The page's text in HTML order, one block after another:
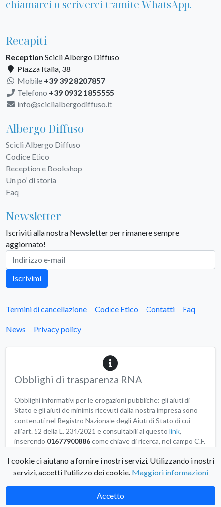
Prenota ora!
chiamarci o scriverci tramite WhatsApp.
Recapiti
Reception Scicli Albergo Diffuso
Piazza Italia, 38
Mobile +39 392 8207857
Telefono +39 0932 1855555
info@sciclialbergodiffuso.it
Albergo Diffuso
Scicli Albergo Diffuso
Codice Etico
Reception e Bookshop
Un po’ di storia
Faq
Newsletter
Iscriviti alla nostra Newsletter per rimanere sempre
aggiornato!
Iscrivimi
Termini di cancellazione Codice Etico Contatti Faq
News Privacy policy
Obblighi di trasparenza RNA
Obblighi informativi per le erogazioni pubbliche: gli aiuti di
Stato e gli aiuti de minimis ricevuti dalla nostra impresa sono
contenuti nel Registro Nazionale degli Aiuti di Stato di cui
all'art. 52 della L. 234/2021 e consultabili al questo link,
inserendo 01677900886come chiave di ricerca, nel campo C.F.
© 2026 - Scicli Albergo Diffuso
Made bycreattica <web agency />
I cookie ci aiutano a fornire i nostri servizi. Utilizzando i nostri
servizi, accetti l’utilizzo dei cookie. Maggiori informazioni
Accetto